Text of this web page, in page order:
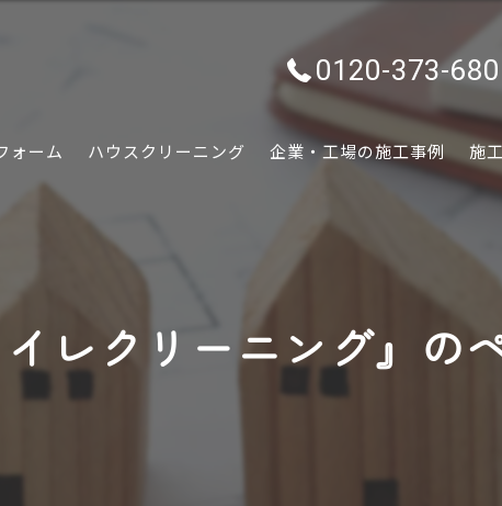
0120-373-680
ォーム ハウスクリーニング 企業・工場の施工事例 施
レクリーニング』の